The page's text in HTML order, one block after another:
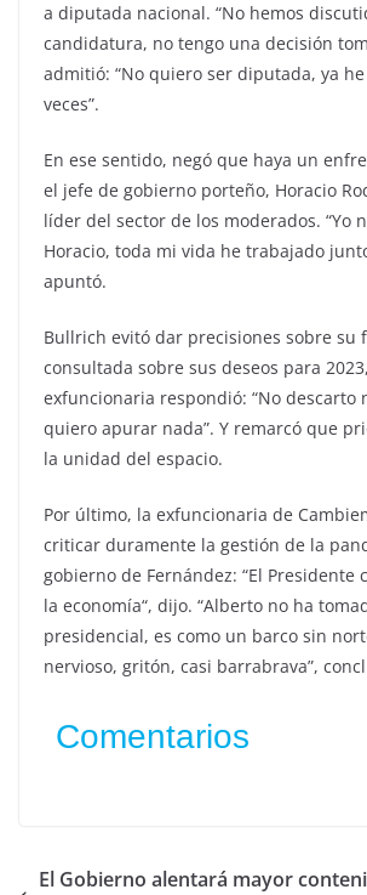
a diputada nacional. “No hemos
candidatura, no tengo una decisión
admitió: “No quiero ser diputada, ya
veces”.
En ese sentido, negó que haya un
el jefe de gobierno porteño, Horacio
líder del sector de los moderados. “Yo
Horacio, toda mi vida he trabajado
apuntó.
Bullrich evitó dar precisiones sobre su
consultada sobre sus deseos para
exfuncionaria respondió: “No descarto
quiero apurar nada”. Y remarcó que
la unidad del espacio.
Por último, la exfuncionaria de
criticar duramente la gestión de la
gobierno de Fernández: “El Presidente
la economía“, dijo. “Alberto no ha
presidencial, es como un barco sin
nervioso, gritón, casi barrabrava”,
Comentarios
El Gobierno alentará mayor